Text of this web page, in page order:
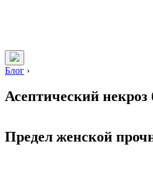
Блог ›
Асептический некроз
Предел женской